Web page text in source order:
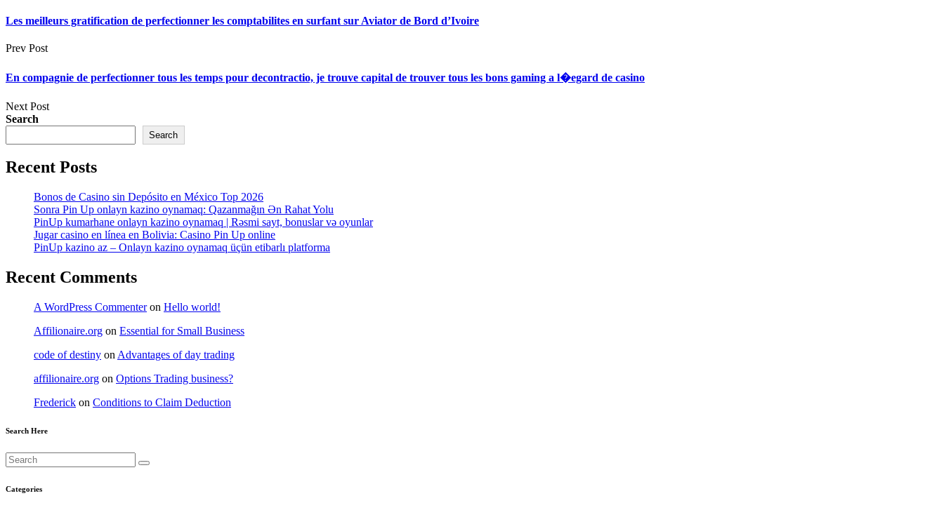
Les meilleurs gratification de perfectionner les comptabilites en surfant sur Aviator de Bord d’Ivoire
Prev Post
En compagnie de perfectionner tous les temps pour decontractio, je trouve capital de trouver tous les bons gaming a l�egard de casino
Next Post
Search
Search
Recent Posts
Bonos de Casino sin Depósito en México Top 2026
Sonra Pin Up onlayn kazino oynamaq: Qazanmağın Ən Rahat Yolu
PinUp kumarhane onlayn kazino oynamaq | Rəsmi sayt, bonuslar və oyunlar
Jugar casino en línea en Bolivia: Casino Pin Up online
PinUp kazino az – Onlayn kazino oynamaq üçün etibarlı platforma
Recent Comments
A WordPress Commenteron Hello world!
Affilionaire.org on Essential for Small Business
code of destiny on Advantages of day trading
affilionaire.org on Options Trading business?
Frederick on Conditions to Claim Deduction
Search Here
Categories